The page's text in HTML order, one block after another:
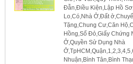
Đẫn,Điều Kiện,Lập Hồ
Lo,Có,Nhà Ở,Đất
Tặng,Chung Cư,Căn
Hồng,Sổ Đỏ,Giấy Chứng
Ở,Quyền Sử Dụng Nhà
Nhuận,Bình Tân,Bình